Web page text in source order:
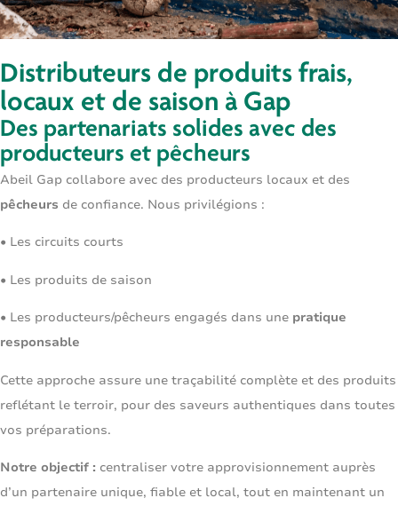
Distributeurs de produits frais,
locaux et de saison à Gap
Des partenariats solides avec des
producteurs et pêcheurs
Abeil Gap collabore avec des producteurs locaux et des
pêcheurs de confiance. Nous privilégions :
• Les circuits courts
• Les produits de saison
• Les producteurs/pêcheurs engagés dans une pratique
responsable
Cette approche assure une traçabilité complète et des produits
reflétant le terroir, pour des saveurs authentiques dans toutes
vos préparations.
Notre objectif : centraliser votre approvisionnement auprès
d’un partenaire unique, fiable et local, tout en maintenant un